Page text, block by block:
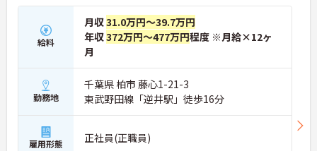
給料
月収31.0万円～39.7万円
年収372万円～477万円程度 ※月給×12ヶ
月
勤務地
千葉県 柏市 藤心1-21-3
東武野田線「逆井駅」徒歩16分
雇用形態 正社員(正職員)